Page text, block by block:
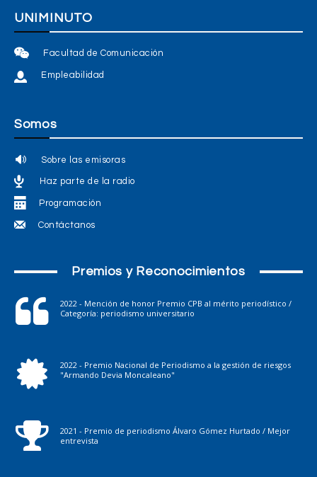
UNIMINUTO
Facultad de Comunicación
Empleabilidad
Somos
Sobre las emisoras
Haz parte de la radio
Programación
Contáctanos
Premios y Reconocimientos
2022 - Mención de honor Premio CPB al mérito periodístico /
Categoría: periodismo universitario
2022 - Premio Nacional de Periodismo a la gestión de riesgos
"Armando Devia Moncaleano"
2021 - Premio de periodismo Álvaro Gómez Hurtado / Mejor
entrevista